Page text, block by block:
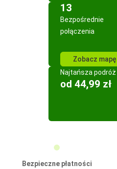
13
Bezpośrednie
połączenia
Zobacz mapę
Najtańsza podróż
od 44,99 zł
Bezpieczne płatności